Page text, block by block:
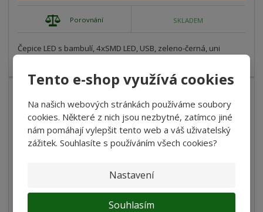
Tento e-shop využívá cookies
Na našich webových stránkách používáme soubory
cookies. Některé z nich jsou nezbytné, zatímco jiné
nám pomáhají vylepšit tento web a váš uživatelský
zážitek. Souhlasíte s používáním všech cookies?
Nastavení
Souhlasím
Porovnání SKLADEM
Čepice LED s bambulí, 4xSMD LED, USB, zeleno-černá, uni